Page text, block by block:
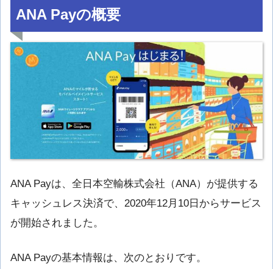
ANA Payの概要
ANA Payは、全日本空輸株式会社（ANA）が提供する
キャッシュレス決済で、2020年12月10日からサービス
が開始されました。
ANA Payの基本情報は、次のとおりです。